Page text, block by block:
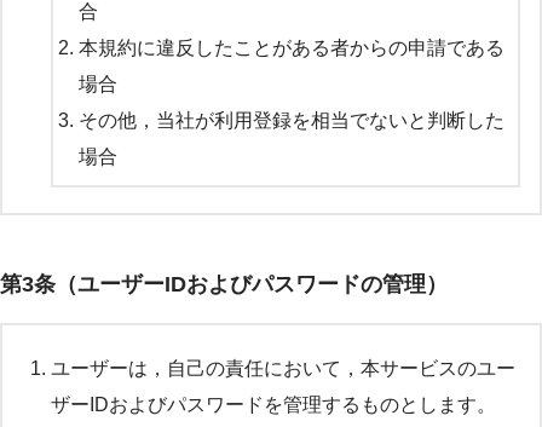
合
本規約に違反したことがある者からの申請である
場合
その他，当社が利用登録を相当でないと判断した
場合
第3条（ユーザーIDおよびパスワードの管理）
ユーザーは，自己の責任において，本サービスのユー
ザーIDおよびパスワードを管理するものとします。